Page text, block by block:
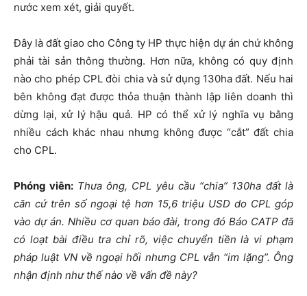
nước xem xét, giải quyết.
Đây là đất giao cho Công ty HP thực hiện dự án chứ không
phải tài sản thông thường. Hơn nữa, không có quy định
nào cho phép CPL đòi chia và sử dụng 130ha đất. Nếu hai
bên không đạt được thỏa thuận thành lập liên doanh thì
dừng lại, xử lý hậu quả. HP có thể xử lý nghĩa vụ bằng
nhiều cách khác nhau nhưng không được “cắt” đất chia
cho CPL.
Phóng viên: Thưa ông, CPL yêu cầu “chia” 130ha đất là
căn cứ trên số ngoại tệ hơn 15,6 triệu USD do CPL góp
vào dự án. Nhiều cơ quan báo đài, trong đó Báo CATP đã
có loạt bài điều tra chỉ rõ, việc chuyển tiền là vi phạm
pháp luật VN về ngoại hối nhưng CPL vẫn “im lặng”. Ông
nhận định như thế nào về vấn đề này?